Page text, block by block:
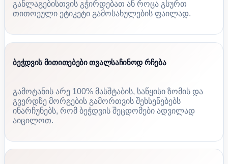
განლაგებისთვის გჭირდებათ ან როცა გსურთ
თითოეული ეტიკეტი გამოსახულების ფაილად.
ბეჭდვის მითითებები თვალსაჩინოდ რჩება
გამოტანის არე 100% მასშტაბის, საწყისი ზომის და
გვერდზე მორგების გამორთვის შეხსენებებს
ინარჩუნებს, რომ ბეჭდვის შეცდომები ადვილად
აიცილოთ.